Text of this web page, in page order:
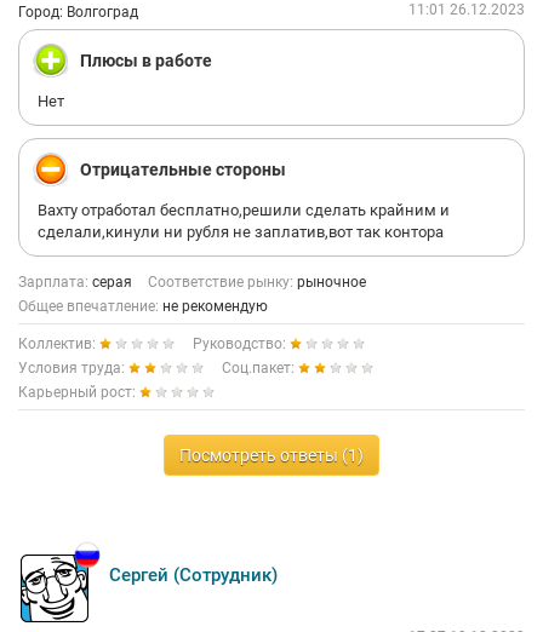
Город: Волгоград 11:01 26.12.2023
Плюсы в работе
Нет
Отрицательные стороны
Вахту отработал бесплатно,решили сделать крайним и
сделали,кинули ни рубля не заплатив,вот так контора
Зарплата: серая Соответствие рынку: рыночное
Общее впечатление: не рекомендую
Коллектив:
Руководство:
Условия труда:
Соц.пакет:
Карьерный рост:
Посмотреть ответы (1)
Сергей (Сотрудник)